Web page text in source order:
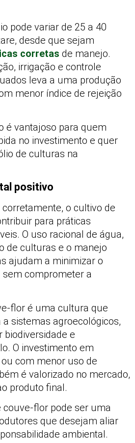
pode variar de 25 a 40
desde que sejam
corretas de manejo.
irrigação e controle
leva a uma produção
menor índice de rejeição
é vantajoso para quem
no investimento e quer
de culturas na
positivo
o cultivo de
para práticas
O uso racional de água,
de culturas e o manejo
ajudam a minimizar o
comprometer a
flor é uma cultura que
sistemas agroecológicos,
biodiversidade e
O investimento em
com menor uso de
é valorizado no mercado,
produto final.
couve-flor pode ser uma
que desejam aliar
ambiental.